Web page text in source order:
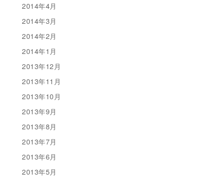
2014年4月
2014年3月
2014年2月
2014年1月
2013年12月
2013年11月
2013年10月
2013年9月
2013年8月
2013年7月
2013年6月
2013年5月